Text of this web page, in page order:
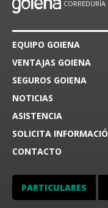
EQUIPO GOIENA
VENTAJAS GOIENA
SEGUROS GOIENA
NOTICIAS
ASISTENCIA
SOLICITA
CONTACTO
CORREDURÍA
PARTICULARES